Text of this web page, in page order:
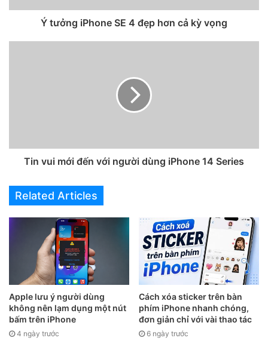
chủ động.
2. Lợi ích của vnEdu Connect
Ứng dụng vnEdu Conncet sẽ là ứng dụng theo dõi quá
trình và kết quả học tập không thể thiếu với các phụ huynh
đang có con cái theo học ở các trường địa phương. Các lợi
ích mà ứng dụng này có thể mang lại như:
Giúp phụ huynh chủ động theo dõi kết quả học tập
của học sinh.
Thông báo các lịch học, điểm danh, bài tập mà học
sinh cần thực hiện.
Ý tưởng iPhone SE 4 đẹp hơn cả kỳ vọng
Tin vui mới đến với người dùng iPhone 14 Series
Related Articles
Apple lưu ý người dùng
không nên lạm dụng một nút
bấm trên iPhone
4 ngày trước
Cách xóa sticker trên bàn
phím iPhone nhanh chóng,
đơn giản chỉ với vài thao tác
6 ngày trước